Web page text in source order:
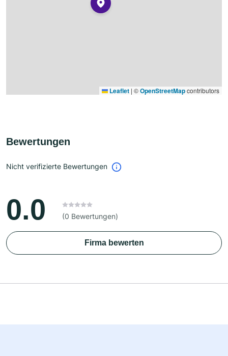
Leaflet | ©OpenStreetMapcontributors
Bewertungen
Nicht verifizierte Bewertungen
0.0 (0 Bewertungen)
Firma bewerten